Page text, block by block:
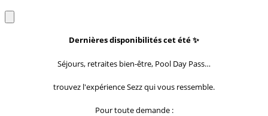
Dernières disponibilités cet été ✨
Séjours, retraites bien-être, Pool Day Pass…
trouvez l'expérience Sezz qui vous ressemble.
Pour toute demande :